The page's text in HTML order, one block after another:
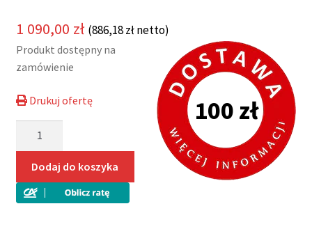
1 090,00 zł (886,18złnetto)
100 zł
Produkt dostępny na
zamówienie
Drukuj ofertę
burt
Niewiadów
B1426HT
Dodaj do koszyka